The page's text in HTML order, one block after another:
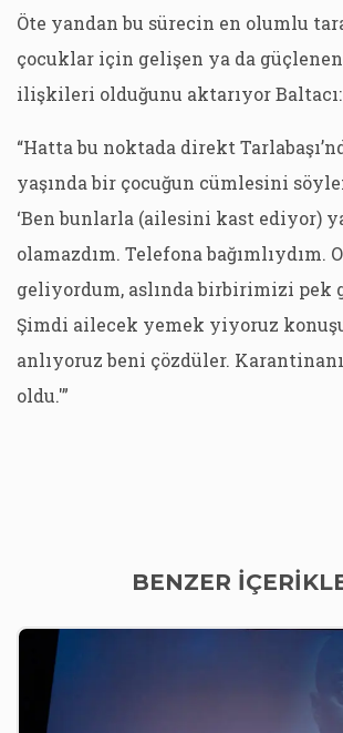
Öte yandan bu sürecin en olumlu
çocuklar için gelişen ya da
ilişkileri olduğunu aktarıyor Baltacı:
“Hatta bu noktada direkt
yaşında bir çocuğun cümlesini
‘Ben bunlarla (ailesini kast ediyor)
olamazdım. Telefona bağımlıydım.
geliyordum, aslında birbirimizi pek
Şimdi ailecek yemek yiyoruz
anlıyoruz beni çözdüler.
oldu.'”
BENZER